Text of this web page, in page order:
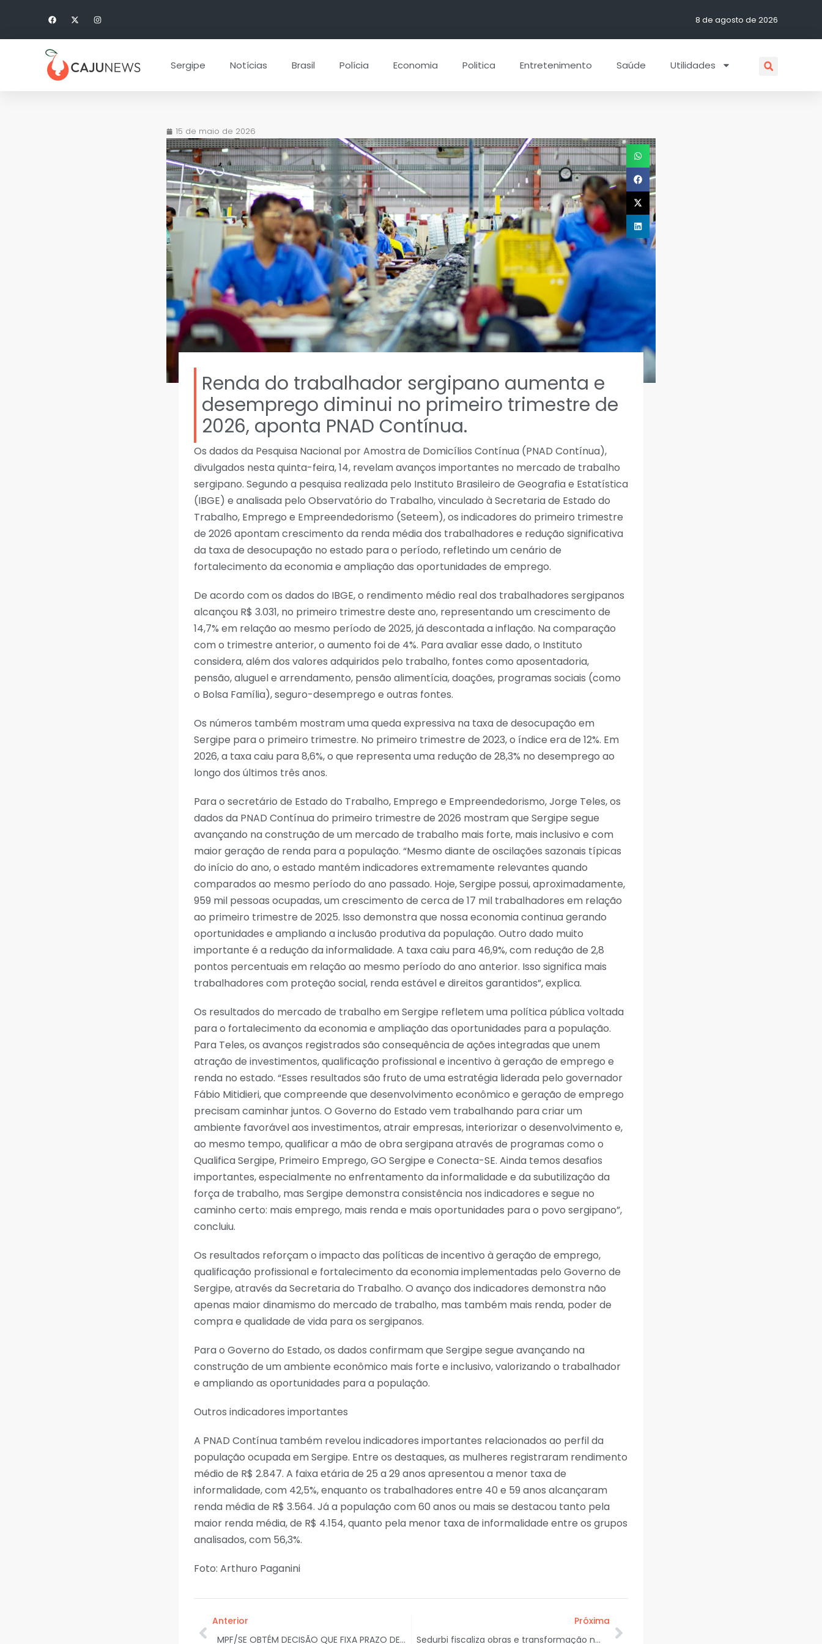
8 de agosto de 2026
Sergipe Notícias Brasil Polícia Economia Politica Entretenimento Saúde Utilidades
15 de maio de 2026
Renda do trabalhador sergipano aumenta e
desemprego diminui no primeiro trimestre de
2026, aponta PNAD Contínua.
Os dados da Pesquisa Nacional por Amostra de Domicílios Contínua (PNAD Contínua),
divulgados nesta quinta-feira, 14, revelam avanços importantes no mercado de trabalho
sergipano. Segundo a pesquisa realizada pelo Instituto Brasileiro de Geografia e Estatística
(IBGE) e analisada pelo Observatório do Trabalho, vinculado à Secretaria de Estado do
Trabalho, Emprego e Empreendedorismo (Seteem), os indicadores do primeiro trimestre
de 2026 apontam crescimento da renda média dos trabalhadores e redução significativa
da taxa de desocupação no estado para o período, refletindo um cenário de
fortalecimento da economia e ampliação das oportunidades de emprego.
De acordo com os dados do IBGE, o rendimento médio real dos trabalhadores sergipanos
alcançou R$ 3.031, no primeiro trimestre deste ano, representando um crescimento de
14,7% em relação ao mesmo período de 2025, já descontada a inflação. Na comparação
com o trimestre anterior, o aumento foi de 4%. Para avaliar esse dado, o Instituto
considera, além dos valores adquiridos pelo trabalho, fontes como aposentadoria,
pensão, aluguel e arrendamento, pensão alimentícia, doações, programas sociais (como
o Bolsa Família), seguro-desemprego e outras fontes.
Os números também mostram uma queda expressiva na taxa de desocupação em
Sergipe para o primeiro trimestre. No primeiro trimestre de 2023, o índice era de 12%. Em
2026, a taxa caiu para 8,6%, o que representa uma redução de 28,3% no desemprego ao
longo dos últimos três anos.
Para o secretário de Estado do Trabalho, Emprego e Empreendedorismo, Jorge Teles, os
dados da PNAD Contínua do primeiro trimestre de 2026 mostram que Sergipe segue
avançando na construção de um mercado de trabalho mais forte, mais inclusivo e com
maior geração de renda para a população. “Mesmo diante de oscilações sazonais típicas
do início do ano, o estado mantém indicadores extremamente relevantes quando
comparados ao mesmo período do ano passado. Hoje, Sergipe possui, aproximadamente,
959 mil pessoas ocupadas, um crescimento de cerca de 17 mil trabalhadores em relação
ao primeiro trimestre de 2025. Isso demonstra que nossa economia continua gerando
oportunidades e ampliando a inclusão produtiva da população. Outro dado muito
importante é a redução da informalidade. A taxa caiu para 46,9%, com redução de 2,8
pontos percentuais em relação ao mesmo período do ano anterior. Isso significa mais
trabalhadores com proteção social, renda estável e direitos garantidos”, explica.
Os resultados do mercado de trabalho em Sergipe refletem uma política pública voltada
para o fortalecimento da economia e ampliação das oportunidades para a população.
Para Teles, os avanços registrados são consequência de ações integradas que unem
atração de investimentos, qualificação profissional e incentivo à geração de emprego e
renda no estado. “Esses resultados são fruto de uma estratégia liderada pelo governador
Fábio Mitidieri, que compreende que desenvolvimento econômico e geração de emprego
precisam caminhar juntos. O Governo do Estado vem trabalhando para criar um
ambiente favorável aos investimentos, atrair empresas, interiorizar o desenvolvimento e,
ao mesmo tempo, qualificar a mão de obra sergipana através de programas como o
Qualifica Sergipe, Primeiro Emprego, GO Sergipe e Conecta-SE. Ainda temos desafios
importantes, especialmente no enfrentamento da informalidade e da subutilização da
força de trabalho, mas Sergipe demonstra consistência nos indicadores e segue no
caminho certo: mais emprego, mais renda e mais oportunidades para o povo sergipano”,
concluiu.
Os resultados reforçam o impacto das políticas de incentivo à geração de emprego,
qualificação profissional e fortalecimento da economia implementadas pelo Governo de
Sergipe, através da Secretaria do Trabalho. O avanço dos indicadores demonstra não
apenas maior dinamismo do mercado de trabalho, mas também mais renda, poder de
compra e qualidade de vida para os sergipanos.
Para o Governo do Estado, os dados confirmam que Sergipe segue avançando na
construção de um ambiente econômico mais forte e inclusivo, valorizando o trabalhador
e ampliando as oportunidades para a população.
Outros indicadores importantes
A PNAD Contínua também revelou indicadores importantes relacionados ao perfil da
população ocupada em Sergipe. Entre os destaques, as mulheres registraram rendimento
médio de R$ 2.847. A faixa etária de 25 a 29 anos apresentou a menor taxa de
informalidade, com 42,5%, enquanto os trabalhadores entre 40 e 59 anos alcançaram
renda média de R$ 3.564. Já a população com 60 anos ou mais se destacou tanto pela
maior renda média, de R$ 4.154, quanto pela menor taxa de informalidade entre os grupos
analisados, com 56,3%.
Foto: Arthuro Paganini
Anterior
MPF/SE OBTÉM DECISÃO QUE FIXA PRAZO DE 60 DIAS PARA REGULARIZAÇÃO DE QUADRO DE PROFISSIONAIS DE SAÚDE
Próxima
Sedurbi fiscaliza obras e transformação nos municípios de Laranjeiras, Riachuelo e Malhador